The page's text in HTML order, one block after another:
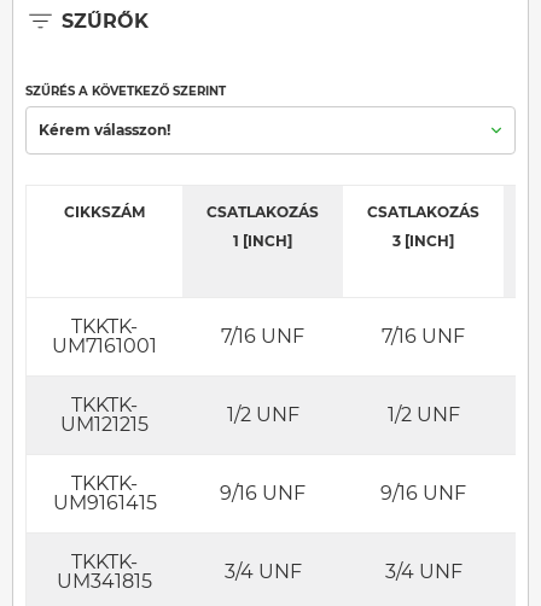
SZŰRŐK
SZŰRÉS A KÖVETKEZŐ SZERINT
Kérem válasszon!
CIKKSZÁM
CSATLAKOZÁS
1 [INCH]
CSATLAKOZÁS
3 [INCH]
TKKTK-
UM7161001
7/16 UNF 7/16 UNF
TKKTK-
UM121215
1/2 UNF 1/2 UNF
TKKTK-
UM9161415
9/16 UNF 9/16 UNF
TKKTK-
UM341815
3/4 UNF 3/4 UNF